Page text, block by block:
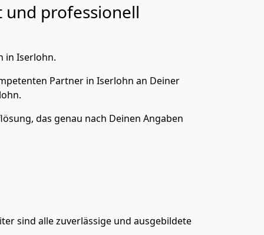
und professionell
in Iserlohn.
Partner in Iserlohn an Deiner
das genau nach Deinen Angaben
sind alle zuverlässige und ausgebildete